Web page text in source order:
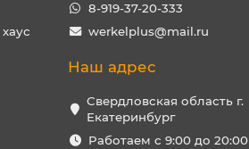
8-919-37-20-333
werkelplus@mail.ru
Наш адрес
Свердловская область г.
Екатеринбург
Работаем с 9:00 до 20:00